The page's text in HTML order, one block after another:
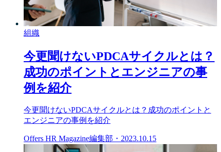
組織
今更聞けないPDCAサイクルとは？
成功のポイントとエンジニアの事
例を紹介
今更聞けないPDCAサイクルとは？成功のポイントと
エンジニアの事例を紹介
Offers HR Magazine編集部 ・ 2023.10.15